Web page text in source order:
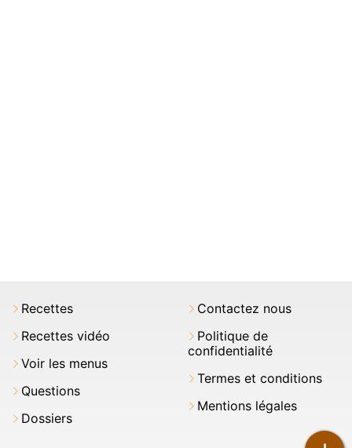
Recettes
Recettes vidéo
Voir les menus
Questions
Dossiers
Contactez nous
Politique de
confidentialité
Termes et conditions
Mentions légales